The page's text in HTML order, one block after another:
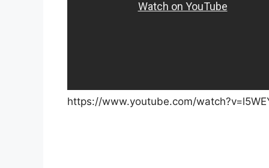
https://www.youtube.com/